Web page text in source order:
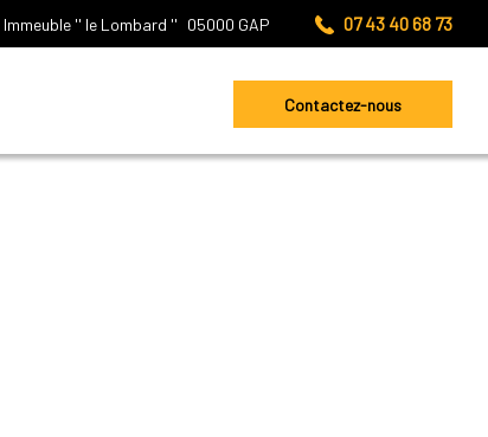
Contactez-nous
Immeuble '' le Lombard '' 05000 GAP 07 43 40 68 73